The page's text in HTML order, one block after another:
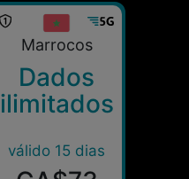
Marrocos
Dados
ilimitados
válido 15 dias